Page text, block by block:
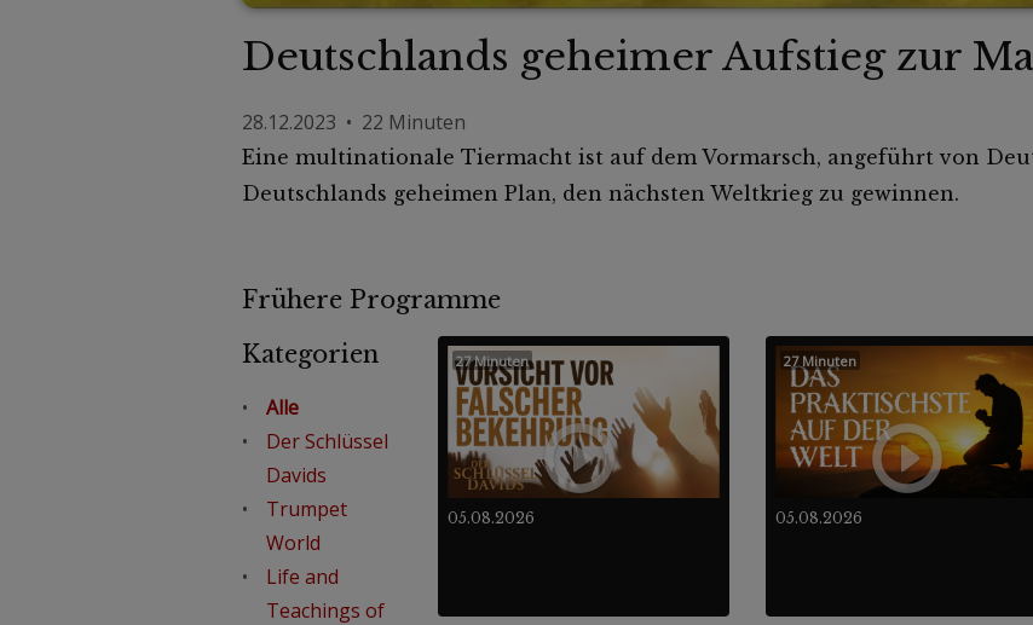
Deutschlands geheimer Aufstieg zur
28.12.2023 • 22 Minuten
Eine multinationale Tiermacht ist auf dem Vormarsch, angeführt von
Deutschlands geheimen Plan, den nächsten Weltkrieg zu gewinnen.
Frühere Programme
Kategorien
Alle
Der Schlüssel
Davids
Trumpet
World
Life and
Teachings of
05.08.2026
27 Minuten
05.08.2026
27 Minuten